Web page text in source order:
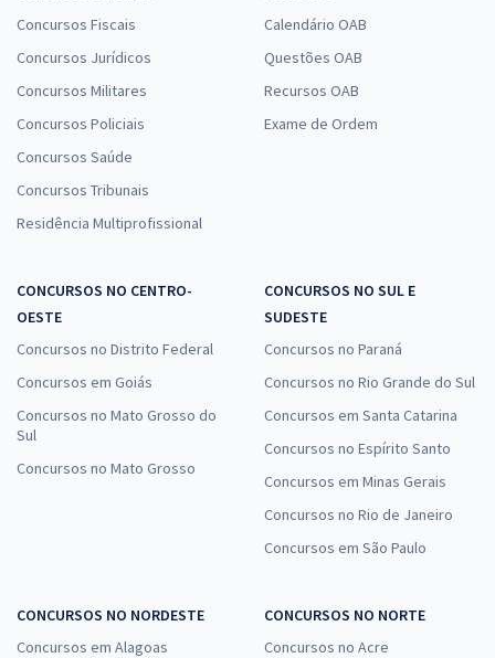
Concursos Fiscais
Concursos Jurídicos
Concursos Militares
Concursos Policiais
Concursos Saúde
Concursos Tribunais
Residência Multiprofissional
Calendário OAB
Questões OAB
Recursos OAB
Exame de Ordem
CONCURSOS NO CENTRO-
OESTE
Concursos no Distrito Federal
Concursos em Goiás
Concursos no Mato Grosso do
Sul
Concursos no Mato Grosso
CONCURSOS NO SUL E
SUDESTE
Concursos no Paraná
Concursos no Rio Grande do Sul
Concursos em Santa Catarina
Concursos no Espírito Santo
Concursos em Minas Gerais
Concursos no Rio de Janeiro
Concursos em São Paulo
CONCURSOS NO NORDESTE
Concursos em Alagoas
CONCURSOS NO NORTE
Concursos no Acre